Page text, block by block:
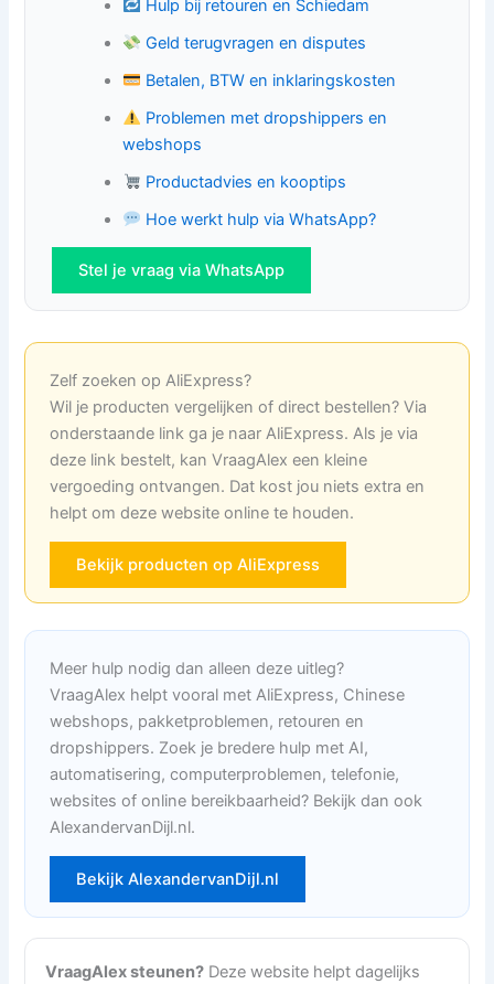
Hulp bij retouren en Schiedam
Geld terugvragen en disputes
Betalen, BTW en inklaringskosten
Problemen met dropshippers en
webshops
Productadvies en kooptips
Hoe werkt hulp via WhatsApp?
Stel je vraag via WhatsApp
Zelf zoeken op AliExpress?
Wil je producten vergelijken of direct bestellen? Via
onderstaande link ga je naar AliExpress. Als je via
deze link bestelt, kan VraagAlex een kleine
vergoeding ontvangen. Dat kost jou niets extra en
helpt om deze website online te houden.
Bekijk producten op AliExpress
Meer hulp nodig dan alleen deze uitleg?
VraagAlex helpt vooral met AliExpress, Chinese
webshops, pakketproblemen, retouren en
dropshippers. Zoek je bredere hulp met AI,
automatisering, computerproblemen, telefonie,
websites of online bereikbaarheid? Bekijk dan ook
AlexandervanDijl.nl.
Bekijk AlexandervanDijl.nl
VraagAlex steunen? Deze website helpt dagelijks